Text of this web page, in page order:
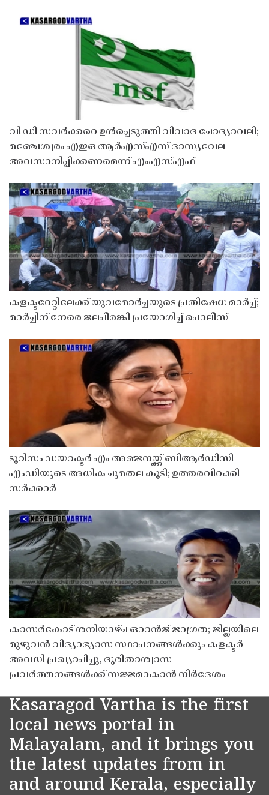
വി ഡി സവർക്കറെ ഉൾപ്പെടുത്തി വിവാദ ചോദ്യാവലി;
മഞ്ചേശ്വരം എഇഒ ആർഎസ്എസ് ദാസ്യവേല
അവസാനിപ്പിക്കണമെന്ന് എംഎസ്എഫ്
കളക്ടറേറ്റിലേക്ക് യുവമോർച്ചയുടെ പ്രതിഷേധ മാർച്ച്;
മാർച്ചിന് നേരെ ജലപീരങ്കി പ്രയോഗിച്ച് പൊലീസ്
ടൂറിസം ഡയറക്ടർ എം അഞ്ജനയ്ക്ക് ബിആർഡിസി
എംഡിയുടെ അധിക ചുമതല കൂടി; ഉത്തരവിറക്കി
സർക്കാർ
കാസർകോട് ശനിയാഴ്ച ഓറൻജ് ജാഗ്രത; ജില്ലയിലെ
മുഴുവൻ വിദ്യാഭ്യാസ സ്ഥാപനങ്ങൾക്കും കളക്ടർ
അവധി പ്രഖ്യാപിച്ചു, ദുരിതാശ്വാസ
പ്രവർത്തനങ്ങൾക്ക് സജ്ജമാകാൻ നിർദേശം
Kasaragod Vartha is the first
local news portal in
Malayalam, and it brings you
the latest updates from in
and around Kerala, especially